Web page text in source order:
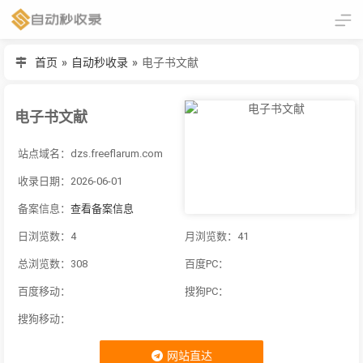
首页 » 自动秒收录 » 电子书文献
电子书文献
站点域名：dzs.freeflarum.com
收录日期：2026-06-01
备案信息： 查看备案信息
日浏览数：4 月浏览数：41
总浏览数：308 百度PC：
百度移动： 搜狗PC：
搜狗移动：
网站直达